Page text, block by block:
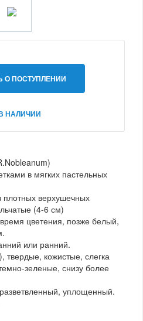
О ПОСТУПЛЕНИИ
НАЛИЧИИ
в мягких пастельных
плотных верхушечных
(4-6 см)
цветения, позже белый,
или ранний.
твердые, кожистые, слегка
зеленые, снизу более
уплощенный.